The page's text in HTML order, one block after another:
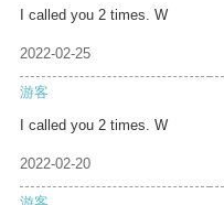
I called you 2 times. W
2022-02-25
游客
I called you 2 times. W
2022-02-20